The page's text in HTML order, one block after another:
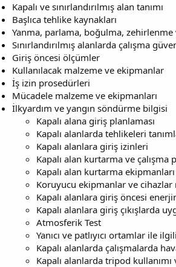
Kapalı ve sınırlandırılmış alan tanımı
Başlıca tehlike kaynakları
Yanma, parlama, boğulma,
Sınırlandırılmış alanlarda çalışma
Giriş öncesi ölçümler
Kullanılacak malzeme ve ekipmanlar
İş izin prosedürleri
Mücadele malzeme ve ekipmanları
İlkyardım ve yangın söndürme bilgisi
Kapalı alana giriş planlaması
Kapalı alanlarda tehlikeleri
Kapalı alanlara giriş izinleri
Kapalı alan kurtarma ve çalışma
Kapalı alan kurtarma
Koruyucu ekipmanlar ve
Kapalı alanlara giriş öncesi
Kapalı alanlara giriş çıkışlarda
Atmosferik Test
Yanıcı ve patlıyıcı ortamlar ile
Kapalı alanlarda çalışmalarda
Kapalı alanlarda tripod